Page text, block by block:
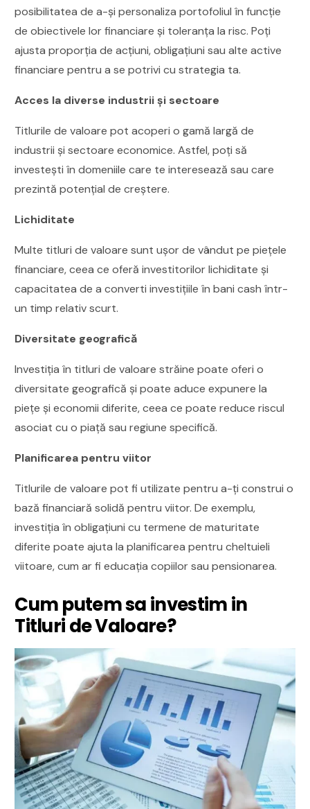
posibilitatea de a-și personaliza portofoliul în funcție
de obiectivele lor financiare și toleranța la risc. Poți
ajusta proporția de acțiuni, obligațiuni sau alte active
financiare pentru a se potrivi cu strategia ta.
Acces la diverse industrii și sectoare
Titlurile de valoare pot acoperi o gamă largă de
industrii și sectoare economice. Astfel, poți să
investești în domeniile care te interesează sau care
prezintă potențial de creștere.
Lichiditate
Multe titluri de valoare sunt ușor de vândut pe piețele
financiare, ceea ce oferă investitorilor lichiditate și
capacitatea de a converti investițiile în bani cash într-
un timp relativ scurt.
Diversitate geografică
Investiția în titluri de valoare străine poate oferi o
diversitate geografică și poate aduce expunere la
piețe și economii diferite, ceea ce poate reduce riscul
asociat cu o piață sau regiune specifică.
Planificarea pentru viitor
Titlurile de valoare pot fi utilizate pentru a-ți construi o
bază financiară solidă pentru viitor. De exemplu,
investiția în obligațiuni cu termene de maturitate
diferite poate ajuta la planificarea pentru cheltuieli
viitoare, cum ar fi educația copiilor sau pensionarea.
Cum putem sa investim in
Titluri de Valoare?